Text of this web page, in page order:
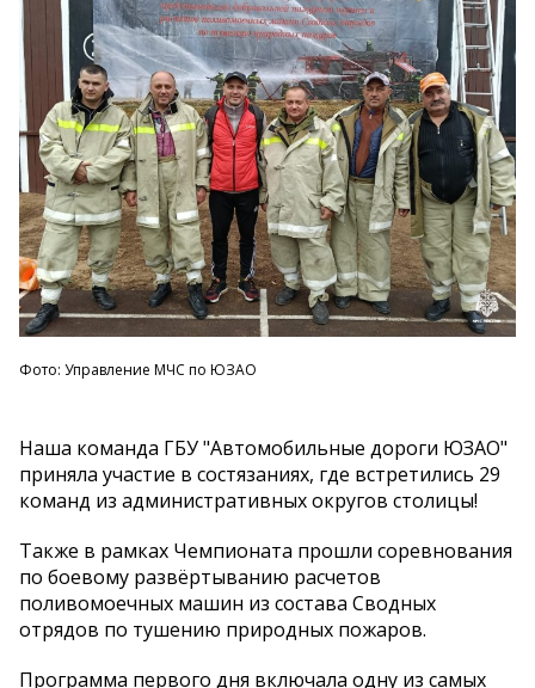
Фото: Управление МЧС по ЮЗАО
Наша команда ГБУ "Автомобильные дороги ЮЗАО"
приняла участие в состязаниях, где встретились 29
команд из административных округов столицы!
Также в рамках Чемпионата прошли соревнования
по боевому развёртыванию расчетов
поливомоечных машин из состава Сводных
отрядов по тушению природных пожаров.
Программа первого дня включала одну из самых